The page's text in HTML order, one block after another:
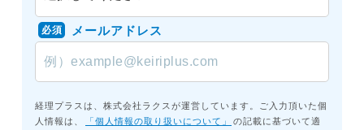
メールアドレス
必須
経理プラスは、株式会社ラクスが運営しています。ご入力頂いた個
人情報は、
「個人情報の取り扱いについて」
の記載に基づいて適